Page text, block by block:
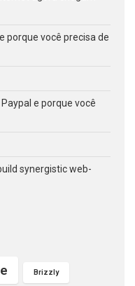
porque você precisa de
Paypal e porque você
synergistic web-
Brizzly